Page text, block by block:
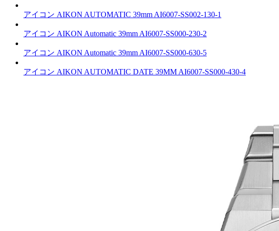
アイコン AIKON AUTOMATIC 39mm AI6007-SS002-130-1
アイコン AIKON Automatic 39mm AI6007-SS000-230-2
アイコン AIKON Automatic 39mm AI6007-SS000-630-5
アイコン AIKON AUTOMATIC DATE 39MM AI6007-SS000-430-4